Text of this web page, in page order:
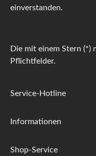
einverstanden.
Die mit einem Stern (*)
Pflichtfelder.
Service-Hotline
Informationen
Shop-Service